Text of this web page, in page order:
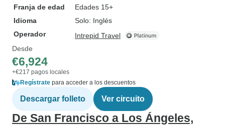
Franja de edad
Edades 15+
Idioma
Solo: Inglés
Operador
Intrepid Travel
Desde
€6,924
+€217 pagos locales
Regístrate para acceder a los descuentos
Descargar folleto Ver circuito
De San Francisco a Los Ángeles,